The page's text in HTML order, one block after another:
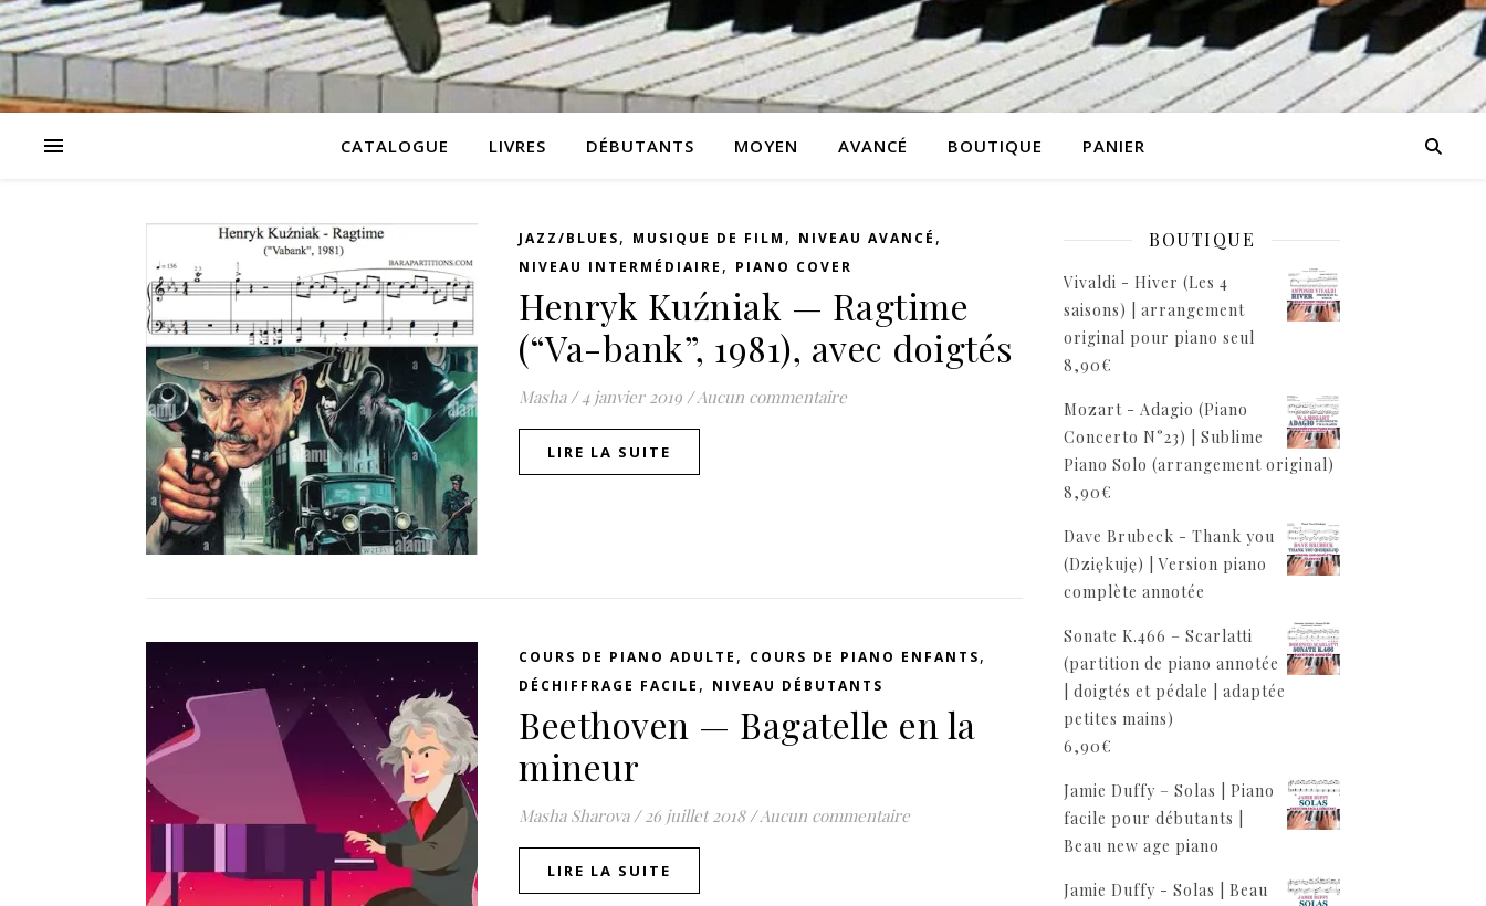
CATALOGUE LIVRES DÉBUTANTS MOYEN AVANCÉ BOUTIQUE PANIER
JAZZ/BLUES, MUSIQUE DE FILM , NIVEAU AVANCÉ ,
NIVEAU INTERMÉDIAIRE , PIANO COVER
Henryk Kuźniak — Ragtime
(“Va-bank”, 1981), avec doigtés
Masha / 4 janvier 2019 /Aucun commentaire
LIRE LA SUITE
COURS DE PIANO ADULTE , COURS DE PIANO ENFANTS,
DÉCHIFFRAGE FACILE , NIVEAU DÉBUTANTS
Beethoven — Bagatelle en la
mineur
Masha Sharova / 26 juillet 2018 /Aucun commentaire
LIRE LA SUITE
BOUTIQUE
Vivaldi - Hiver (Les 4
saisons) | arrangement
original pour piano seul
8,90€
Mozart - Adagio (Piano
Concerto N°23) | Sublime
Piano Solo (arrangement original)
8,90€
Dave Brubeck - Thank you
(Dziękuję) | Version piano
complète annotée
Sonate K.466 – Scarlatti
(partition de piano annotée
| doigtés et pédale | adaptée
petites mains)
6,90€
Jamie Duffy – Solas | Piano
facile pour débutants |
Beau new age piano
Jamie Duffy - Solas | Beau